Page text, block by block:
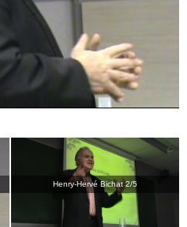
Henry-Hervé Bichat 2/5